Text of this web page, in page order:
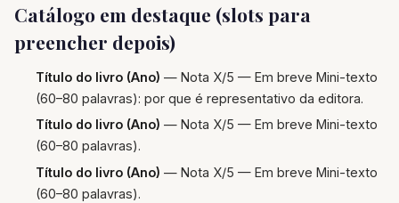
Catálogo em destaque (slots para
preencher depois)
Título do livro (Ano) — Nota X/5 — Em breve Mini-texto
(60–80 palavras): por que é representativo da editora.
Título do livro (Ano) — Nota X/5 — Em breve Mini-texto
(60–80 palavras).
Título do livro (Ano) — Nota X/5 — Em breve Mini-texto
(60–80 palavras).